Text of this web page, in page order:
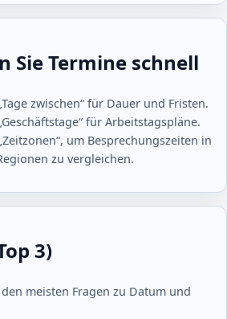
Sie Termine schnell
zwischen“ für Dauer und Fristen.
für Arbeitstagspläne.
um Besprechungszeiten in
zu vergleichen.
3)
meisten Fragen zu Datum und